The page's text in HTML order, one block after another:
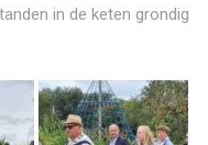
in de keten grondig